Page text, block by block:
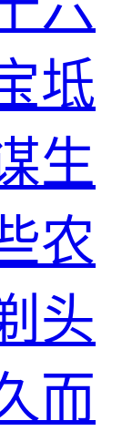
坻
生
农
头
而